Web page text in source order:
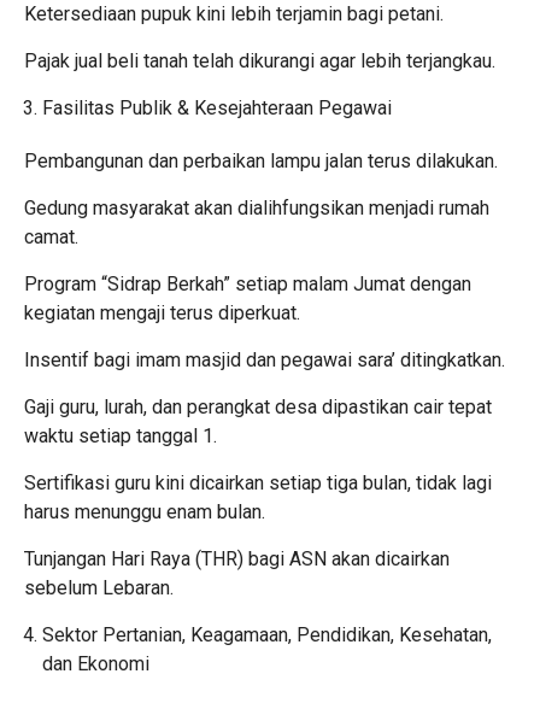
Ketersediaan pupuk kini lebih terjamin bagi petani.
Pajak jual beli tanah telah dikurangi agar lebih terjangkau.
Fasilitas Publik & Kesejahteraan Pegawai
Pembangunan dan perbaikan lampu jalan terus dilakukan.
Gedung masyarakat akan dialihfungsikan menjadi rumah
camat.
Program “Sidrap Berkah” setiap malam Jumat dengan
kegiatan mengaji terus diperkuat.
Insentif bagi imam masjid dan pegawai sara’ ditingkatkan.
Gaji guru, lurah, dan perangkat desa dipastikan cair tepat
waktu setiap tanggal 1.
Sertifikasi guru kini dicairkan setiap tiga bulan, tidak lagi
harus menunggu enam bulan.
Tunjangan Hari Raya (THR) bagi ASN akan dicairkan
sebelum Lebaran.
Sektor Pertanian, Keagamaan, Pendidikan, Kesehatan,
dan Ekonomi